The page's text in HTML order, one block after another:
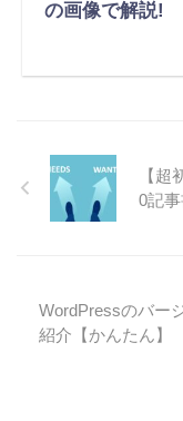
の画像で解説!
【
0記
WordPressのバー
紹介【かんたん】